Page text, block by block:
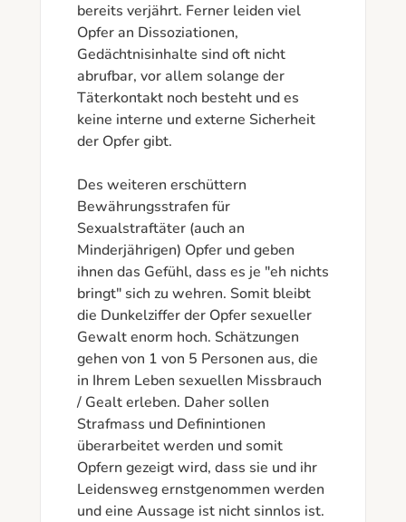
bereits verjährt. Ferner leiden viel
Opfer an Dissoziationen,
Gedächtnisinhalte sind oft nicht
abrufbar, vor allem solange der
Täterkontakt noch besteht und es
keine interne und externe Sicherheit
der Opfer gibt.
Des weiteren erschüttern
Bewährungsstrafen für
Sexualstraftäter (auch an
Minderjährigen) Opfer und geben
ihnen das Gefühl, dass es je "eh nichts
bringt" sich zu wehren. Somit bleibt
die Dunkelziffer der Opfer sexueller
Gewalt enorm hoch. Schätzungen
gehen von 1 von 5 Personen aus, die
in Ihrem Leben sexuellen Missbrauch
/ Gealt erleben. Daher sollen
Strafmass und Definintionen
überarbeitet werden und somit
Opfern gezeigt wird, dass sie und ihr
Leidensweg ernstgenommen werden
und eine Aussage ist nicht sinnlos ist.